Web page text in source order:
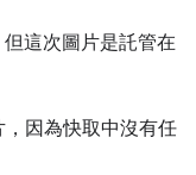
但這次圖片是託管在
因為快取中沒有任